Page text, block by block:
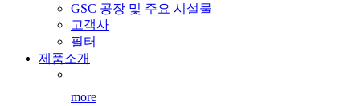
GSC 공장 및 주요 시설물
고객사
필터
제품소개
more